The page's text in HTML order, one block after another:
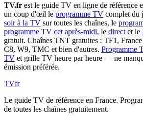
TV.fr est le guide TV en ligne de référence
un coup d'œil le programme TV complet du
soir à la TV sur toutes les chaînes, le
programme TV cet après-midi, le direct et le
gratuit. Chaînes TNT gratuites : TF1,
C8, W9, TMC et bien d'autres. Programme
TV et grille TV heure par heure — ne
émission préférée.
TVfr
Le guide TV de référence en France.
de toutes les chaînes gratuitement.